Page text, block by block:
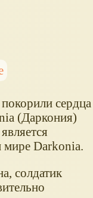
сердца
(Даркония)
мире Darkonia.
солдатик